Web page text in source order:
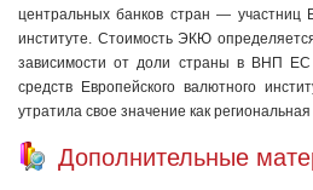
центральных банков стран —
институте. Стоимость ЭКЮ
зависимости от доли страны в ВНП ЕС
средств Евро­пейского валютного
утратила свое значение как
Дополнительные